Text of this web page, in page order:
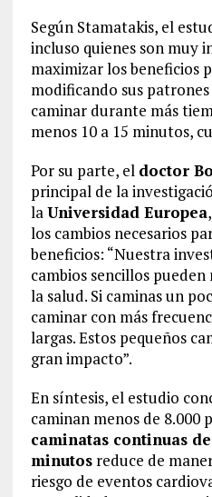
Según Stamatakis, el
incluso quienes son muy
maximizar los beneficios
modificando sus
caminar durante más
menos 10 a 15 minutos,
Por su parte, el doctor
principal de la
laUniversidad Europea
los cambios necesarios
beneficios: “Nuestra
cambios sencillos
la salud. Si caminas un
caminar con más
largas. Estos pequeños
gran impacto”.
En síntesis, el estudio
caminan menos de 8.000
caminatas continuas
minutosreduce de
riesgo de eventos